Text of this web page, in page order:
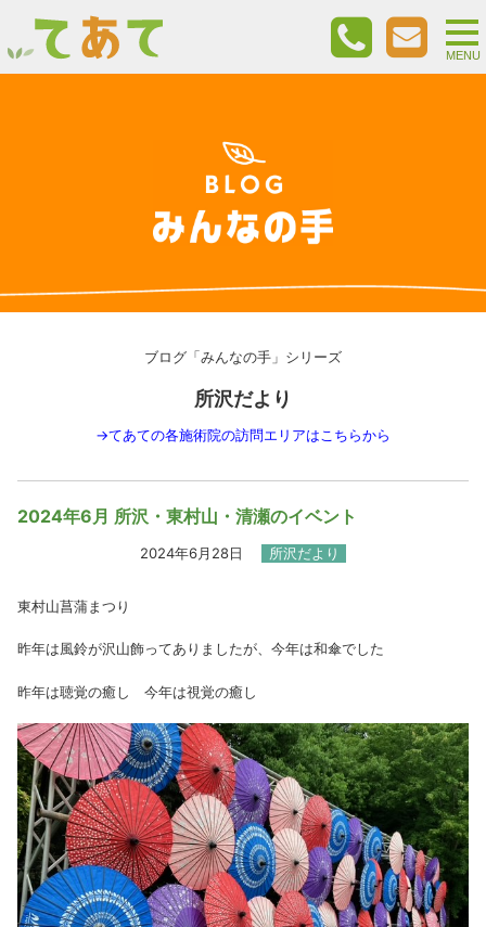
ブログ「みんなの手」シリーズ
所沢だより
→てあての各施術院の訪問エリアはこちらから
2024年6月 所沢・東村山・清瀬のイベント
2024年6月28日 所沢だより
東村山菖蒲まつり
昨年は風鈴が沢山飾ってありましたが、今年は和傘でした
昨年は聴覚の癒し 今年は視覚の癒し
MENU